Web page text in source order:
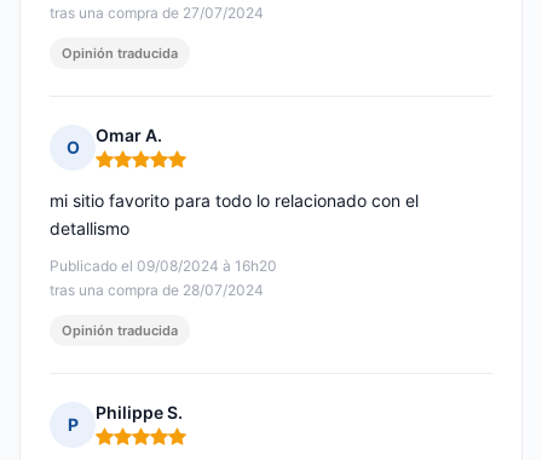
tras una compra de 27/07/2024
Opinión traducida
O
Omar A.
Nota: 5 de 5
Publicado el 09/08/2024 à 16h20
tras una compra de 28/07/2024
mi sitio favorito para todo lo relacionado con el
detallismo
Opinión traducida
P
Philippe S.
Nota: 5 de 5